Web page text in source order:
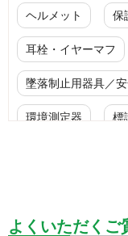
ヘルメット 保
耳栓・イヤーマフ
墜落制止用器具／
環境測定器 標
設備用品・作業補
よくいただくご